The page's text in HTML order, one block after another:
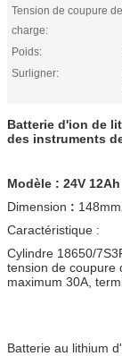
Tension de coupure de
charge:
Poids:
Surligner:
Batterie d'ion de
des instruments
Modèle : 24V 12Ah
Dimension :
Caractéristique :
Cylindre 18650/
tension de coupure
maximum 30A,
Batterie au lithium